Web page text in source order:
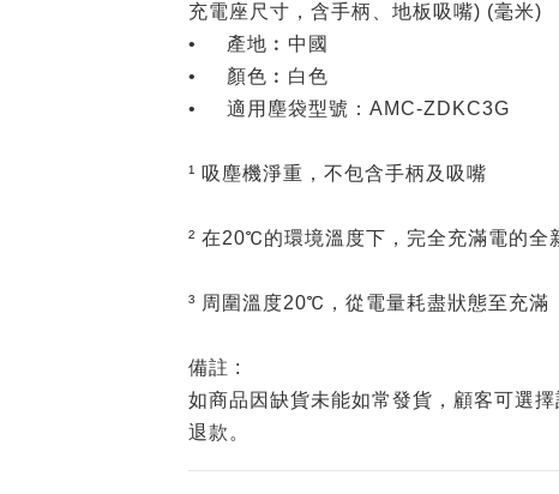
充電座尺寸，含手柄、地板吸嘴) (毫米)
•
產地︰中國
•
顏色︰白色
•
適用塵袋型號：AMC-ZDKC3G
¹ 吸塵機淨重，不包含手柄及吸嘴
² 在20℃的環境溫度下，完全充滿電的全
³ 周圍溫度20℃，從電量耗盡狀態至充滿
備註 :
如商品因缺貨未能如常發貨，顧客可選
退款。